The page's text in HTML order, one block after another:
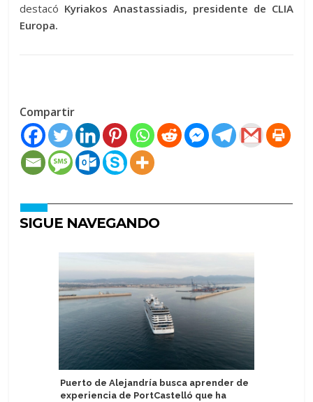
destacó Kyriakos Anastassiadis, presidente de CLIA
Europa.
Compartir
SIGUE NAVEGANDO
Puerto de Alejandría busca aprender de
experiencia de PortCastelló que ha